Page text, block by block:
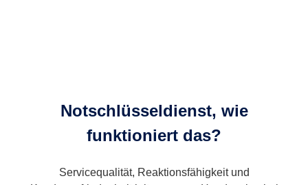
Notschlüsseldienst, wie
funktioniert das?
Servicequalität, Reaktionsfähigkeit und